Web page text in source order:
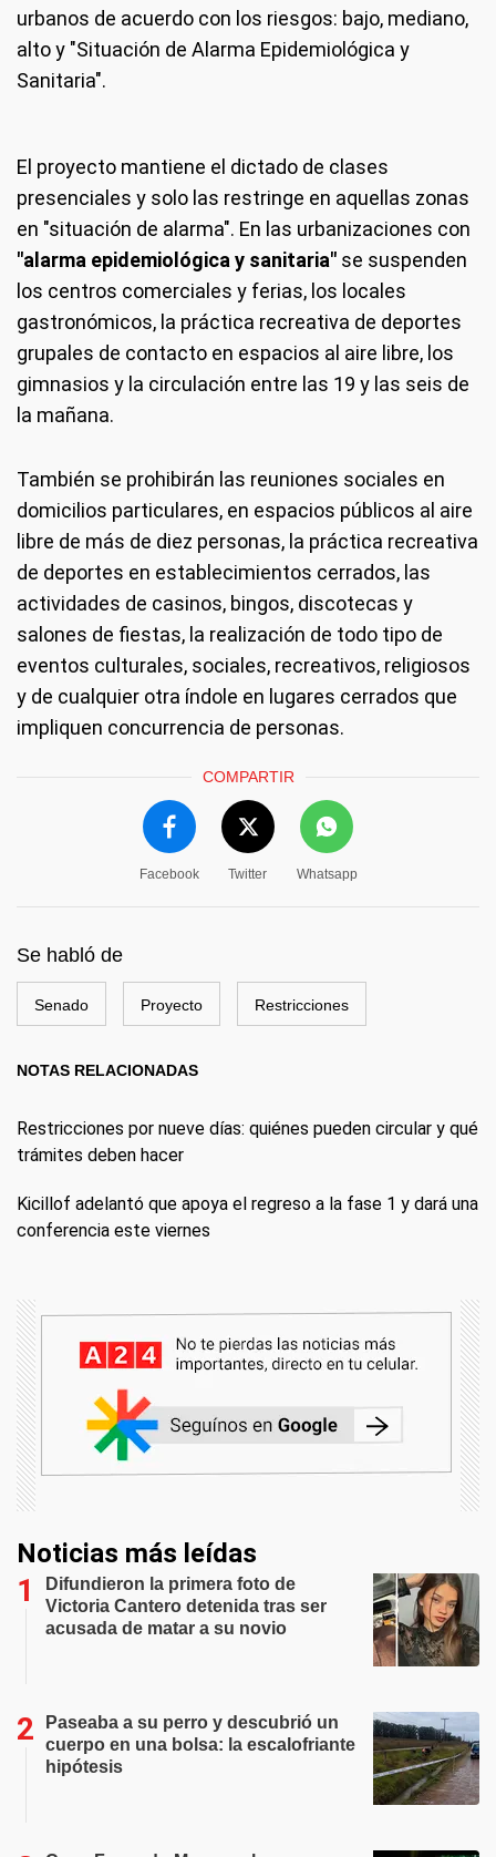
urbanos de acuerdo con los riesgos: bajo, mediano,
alto y "Situación de Alarma Epidemiológica y
Sanitaria".
El proyecto mantiene el dictado de clases
presenciales y solo las restringe en aquellas zonas
en "situación de alarma". En las urbanizaciones con
"alarma epidemiológica y sanitaria" se suspenden
los centros comerciales y ferias, los locales
gastronómicos, la práctica recreativa de deportes
grupales de contacto en espacios al aire libre, los
gimnasios y la circulación entre las 19 y las seis de
la mañana.
También se prohibirán las reuniones sociales en
domicilios particulares, en espacios públicos al aire
libre de más de diez personas, la práctica recreativa
de deportes en establecimientos cerrados, las
actividades de casinos, bingos, discotecas y
salones de fiestas, la realización de todo tipo de
eventos culturales, sociales, recreativos, religiosos
y de cualquier otra índole en lugares cerrados que
impliquen concurrencia de personas.
COMPARTIR
Facebook Twitter Whatsapp
Se habló de
Senado Proyecto Restricciones
NOTAS RELACIONADAS
Restricciones por nueve días: quiénes pueden circular y qué
trámites deben hacer
Kicillof adelantó que apoya el regreso a la fase 1 y dará una
conferencia este viernes
Noticias más leídas
Difundieron la primera foto de
Victoria Cantero detenida tras ser
acusada de matar a su novio
Paseaba a su perro y descubrió un
cuerpo en una bolsa: la escalofriante
hipótesis